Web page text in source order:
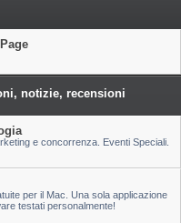
notizie, recensioni
e concorrenza. Eventi Speciali.
per il Mac. Una sola applicazione
testati personalmente!